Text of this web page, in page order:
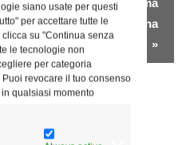
siano usate per questi
per accettare tutte le
su "Continua senza
le tecnologie non
per categoria
revocare il tuo consenso
qualsiasi momento
della Comunità Ucraina
»